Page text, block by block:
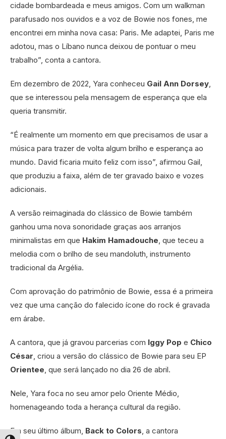
cidade bombardeada e meus amigos. Com um walkman
parafusado nos ouvidos e a voz de Bowie nos fones, me
encontrei em minha nova casa: Paris. Me adaptei, Paris me
adotou, mas o Líbano nunca deixou de pontuar o meu
trabalho”, conta a cantora.
Em dezembro de 2022, Yara conheceu Gail Ann Dorsey,
que se interessou pela mensagem de esperança que ela
queria transmitir.
“É realmente um momento em que precisamos de usar a
música para trazer de volta algum brilho e esperança ao
mundo. David ficaria muito feliz com isso”, afirmou Gail,
que produziu a faixa, além de ter gravado baixo e vozes
adicionais.
A versão reimaginada do clássico de Bowie também
ganhou uma nova sonoridade graças aos arranjos
minimalistas em que Hakim Hamadouche, que teceu a
melodia com o brilho de seu mandoluth, instrumento
tradicional da Argélia.
Com aprovação do patrimônio de Bowie, essa é a primeira
vez que uma canção do falecido ícone do rock é gravada
em árabe.
A cantora, que já gravou parcerias com Iggy Pop e Chico
César, criou a versão do clássico de Bowie para seu EP
Orientee, que será lançado no dia 26 de abril.
Nele, Yara foca no seu amor pelo Oriente Médio,
homenageando toda a herança cultural da região.
Em seu último álbum, Back to Colors, a cantora